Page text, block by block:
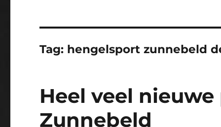
Tag: hengelsport zunnebeld
Heel veel
Zunnebeld